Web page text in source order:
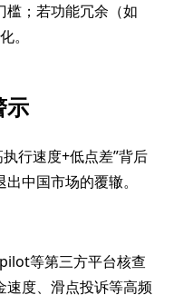
槛；若功能冗余（如
。
示
行速度+低点差”背后
中国市场的覆辙。
等第三方平台核查
速度、滑点投诉等高频